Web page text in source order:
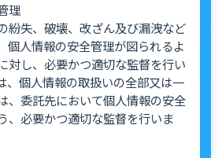
理
紛失、破壊、改ざん及び漏洩など
個人情報の安全管理が図られるよ
対し、必要かつ適切な監督を行い
、個人情報の取扱いの全部又は一
、委託先において個人情報の安全
、必要かつ適切な監督を行いま